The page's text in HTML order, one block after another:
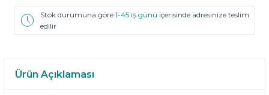
Stok durumuna göre1-45 iş günü içerisinde adresinize teslim
edilir
Ürün Açıklaması